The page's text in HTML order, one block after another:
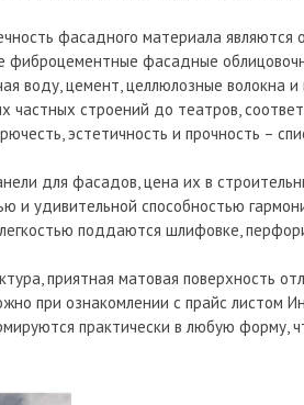
фасадного материала
фиброцементные фасадные
воду, цемент, целлюлозные волокна
частных строений до театров,
эстетичность и прочность –
для фасадов, цена их в
и удивительной способностью
поддаются шлифовке,
приятная матовая поверхность
при ознакомлении с прайс листом
практически в любую форму,